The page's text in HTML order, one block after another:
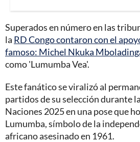
Superados en número en las
la RD Congo contaron con el
famoso: Michel Nkuka
como 'Lumumba Vea'.
Este fanático se viralizó al
partidos de su selección durante
Naciones 2025 en una pose que
Lumumba, símbolo de la
africano asesinado en 1961.